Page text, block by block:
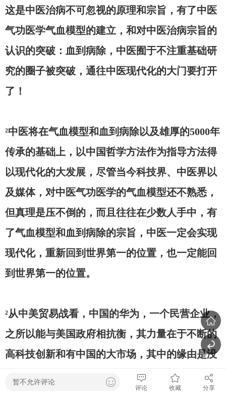
这是中医治病不可忽视的原理和宗旨，有了中医
气功医学气血模型的建立，和对中医治病宗旨的
认识的突破：血到病除，中医囿于不注重基础研
究的圈子被突破，通往中医现代化的大门要打开
了 ！
²中医将在气血模型和血到病除以及雄厚的5000年
传承的基础上，以中国哲学方法作为指导方法得
以现代化的大发展，尽管当今科技界、中医界以
及媒体，对中医气功医学的气血模型还不熟悉，
但真理是压不倒的，而且往往在少数人手中，有
了气血模型和血到病除的宗旨，中医一定会实现
现代化，重新回到世界第一的位置，也一定能回
到世界第一的位置。
²从中美贸易战看，中国的华为，一个民营企业，
之所以能与美国政府相抗衡，其力量在于不断的
高科技创新和有中国的大市场，其中的缘由是没
有工商局对民营企业发展的束缚条款，放开，这
暂不允许评论
评论 收藏 分享